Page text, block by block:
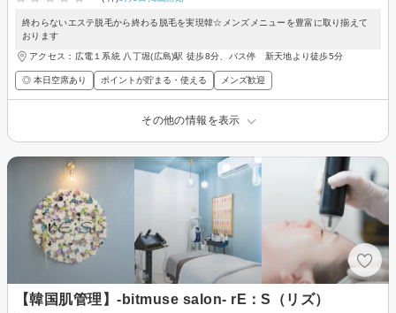
終わらないエステ脱毛から終わる脱毛を実現韓☆メンズメニューを豊富に取り揃えて
おります
アクセス：広電１系統 八丁堀(広島)駅 徒歩8分、バス停 新天地より徒歩5分
◎ 本日空席あり ポイントが貯まる・使える メンズ歓迎
その他の情報を表示
【韓国肌管理】-bitmuse salon- rE：S（リズ）